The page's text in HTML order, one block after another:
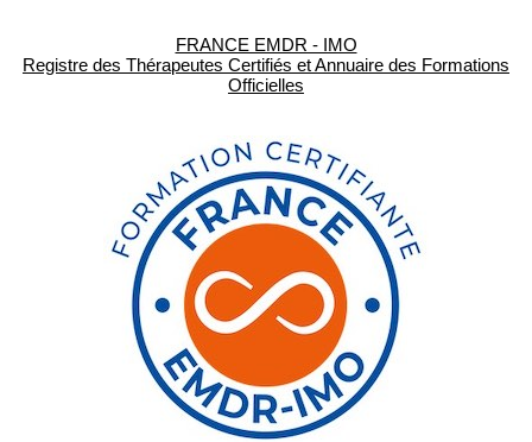
FRANCE EMDR - IMO
Registre des Thérapeutes Certifiés et Annuaire des Formations
Officielles